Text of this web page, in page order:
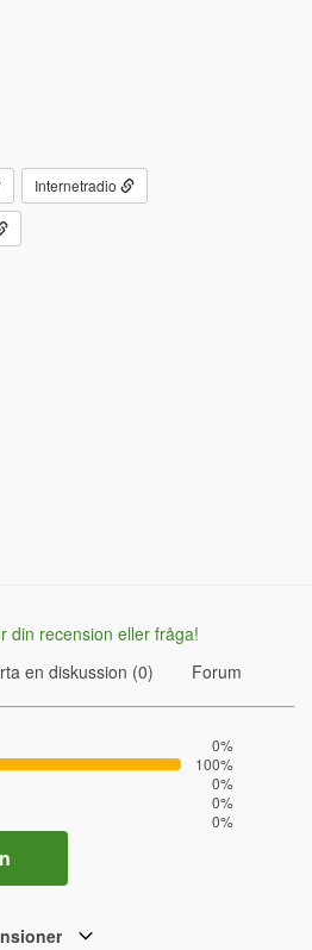
Internetradio
din recension eller fråga!
en diskussion (0) Forum
0%
100%
0%
0%
0%